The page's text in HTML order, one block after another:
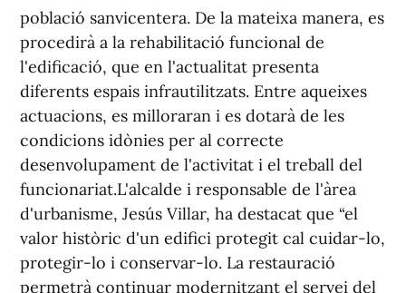
població sanvicentera. De la mateixa manera, es
procedirà a la rehabilitació funcional de
l'edificació, que en l'actualitat presenta
diferents espais infrautilitzats. Entre aqueixes
actuacions, es milloraran i es dotarà de les
condicions idònies per al correcte
desenvolupament de l'activitat i el treball del
funcionariat.L'alcalde i responsable de l'àrea
d'urbanisme, Jesús Villar, ha destacat que “el
valor històric d'un edifici protegit cal cuidar-lo,
protegir-lo i conservar-lo. La restauració
permetrà continuar modernitzant el servei del